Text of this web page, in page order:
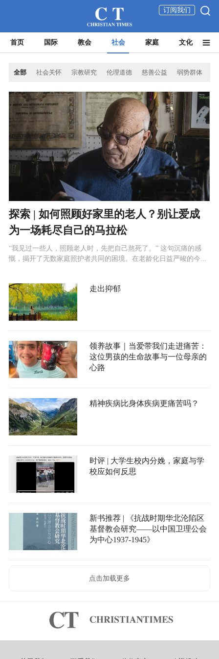
订阅我们
首页 国际 教会 社会 家庭 文化
全部 社会关怀 宗教研究 伦理道德 慈善公益 弱势群体
探索 | 如何照顾好家里的老人？别让爱成
为一场耗尽自己的马拉松
“我见过一些人，照顾老人时，先把自己熬死了。” 这句沉痛的感
慨，揭开了无数家庭照护者共同的困境。在老龄化日益严峻的今...
走出抑郁
领养故事｜当爱带我们走进痛苦：
这位男孩的生命故事与一位母亲的
心路
精神疾病比身体疾病更痛苦吗？
时评 | 大学生校内分娩，家庭与学
校应如何反思
新书推荐 | 《抗战时期华北沦陷区
基督教会研究——以中国卫理公会
为中心1937-1945》
点击加载更多